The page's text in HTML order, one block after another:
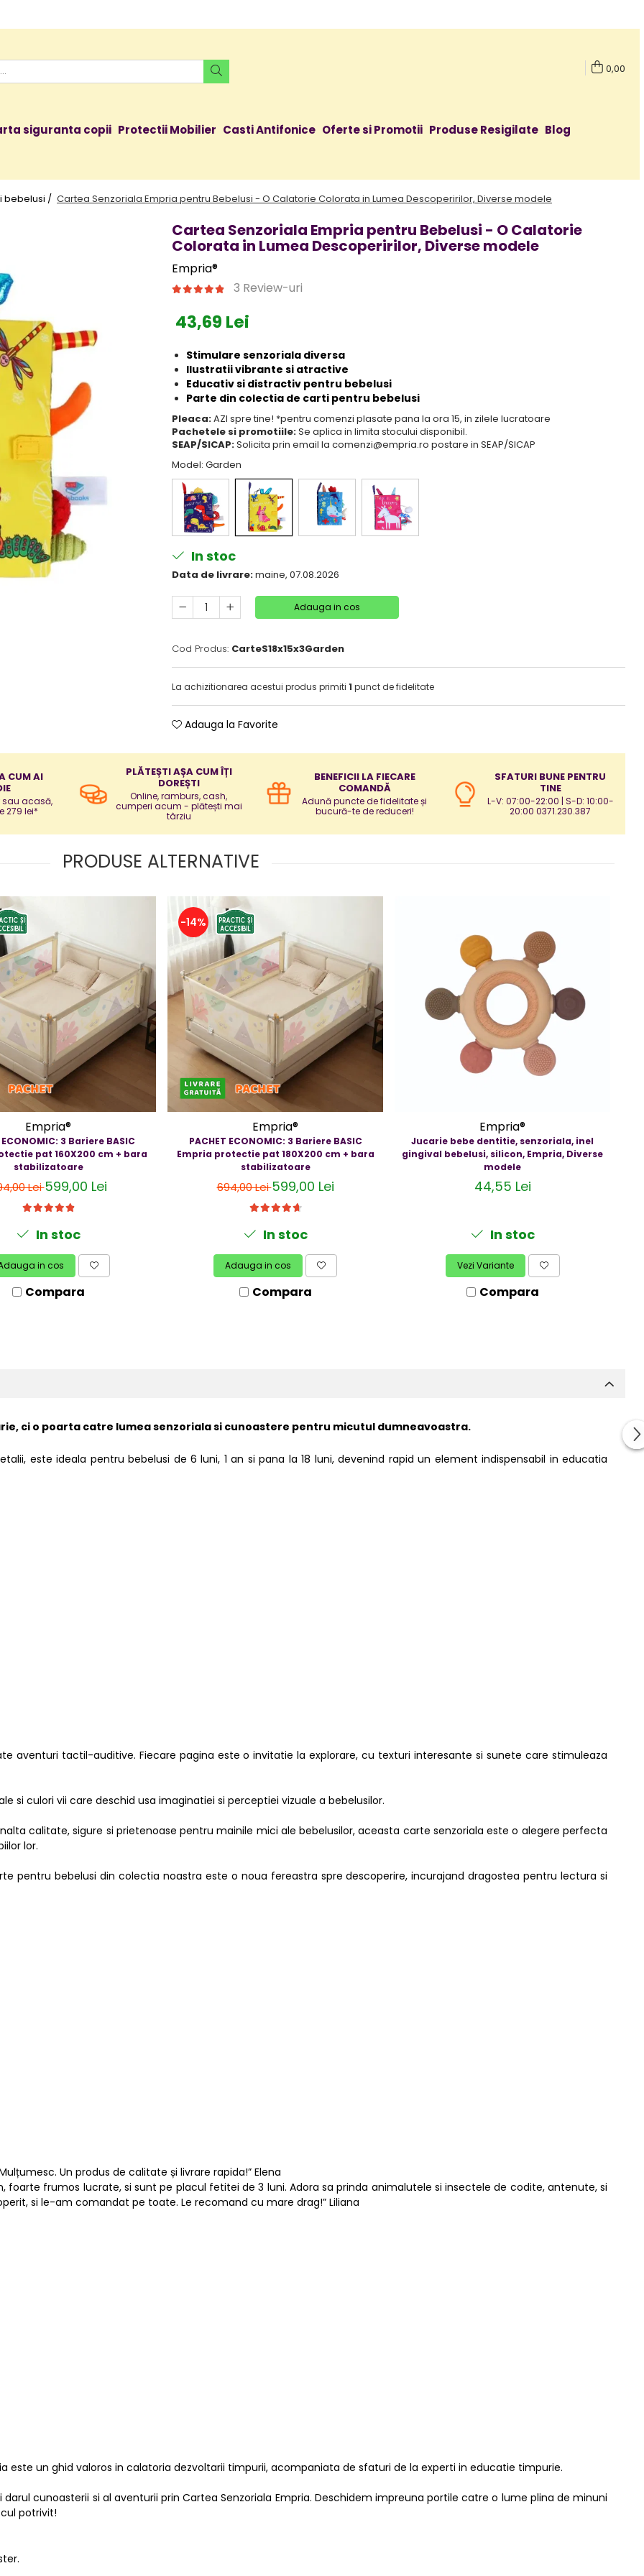
0,00
siguranta copii Protectii Mobilier Casti Antifonice Oferte si Promotii Produse Resigilate Blog
bebelusi / Cartea Senzoriala Empria pentru Bebelusi - O Calatorie Colorata in Lumea Descoperirilor, Diverse modele
Cartea Senzoriala Empria pentru Bebelusi - O Calatorie
Colorata in Lumea Descoperirilor, Diverse modele
Empria®
3 Review-uri
43,69 Lei
Stimulare senzoriala diversa
Ilustratii vibrante si atractive
Educativ si distractiv pentru bebelusi
Parte din colectia de carti pentru bebelusi
Pleaca:AZI spre tine! *pentru comenzi plasate pana la ora 15, in zilele lucratoare
Pachetele si promotiile:Se aplica in limita stocului disponibil.
SEAP/SICAP:Solicita prin email la comenzi@empria.ro postare in SEAP/SICAP
Model: Garden
In stoc
Data de livrare:maine, 07.08.2026
Adauga in cos
Cod Produs: CarteS18x15x3Garden
La achizitionarea acestui produs primiti 1 punct de fidelitate
Adauga la Favorite
CUM AI
sau acasă,
279 lei*
PLĂTEȘTI AȘA CUM ÎȚI
DOREȘTI
Online, ramburs, cash,
cumperi acum - plătești mai
târziu
BENEFICII LA FIECARE
COMANDĂ
Adună puncte de fidelitate și
bucură-te de reduceri!
SFATURI BUNE PENTRU
TINE
L-V: 07:00-22:00 | S-D: 10:00-
20:00 0371.230.387
PRODUSE ALTERNATIVE
Empria®
ECONOMIC: 3 Bariere BASIC
pat 160X200 cm + bara
stabilizatoare
Lei599,00 Lei
In stoc
in cos
Compara
-14%
Empria®
PACHET ECONOMIC: 3 Bariere BASIC
Empria protectie pat 180X200 cm + bara
stabilizatoare
694,00 Lei599,00 Lei
In stoc
Adauga in cos
Compara
Empria®
Jucarie bebe dentitie, senzoriala, inel
gingival bebelusi, silicon, Empria, Diverse
modele
44,55 Lei
In stoc
Vezi Variante
Compara
ci o poarta catre lumea senzoriala si cunoastere pentru micutul dumneavoastra.
este ideala pentru bebelusi de 6 luni, 1 an si pana la 18 luni, devenind rapid un element indispensabil in educatia
aventuri tactil-auditive. Fiecare pagina este o invitatie la explorare, cu texturi interesante si sunete care stimuleaza
si culori vii care deschid usa imaginatiei si perceptiei vizuale a bebelusilor.
calitate, sigure si prietenoase pentru mainile mici ale bebelusilor, aceasta carte senzoriala este o alegere perfecta
lor.
pentru bebelusi din colectia noastra este o noua fereastra spre descoperire, incurajand dragostea pentru lectura si
Un produs de calitate și livrare rapida!” Elena
foarte frumos lucrate, si sunt pe placul fetitei de 3 luni. Adora sa prinda animalutele si insectele de codite, antenute, si
si le-am comandat pe toate. Le recomand cu mare drag!” Liliana
este un ghid valoros in calatoria dezvoltarii timpurii, acompaniata de sfaturi de la experti in educatie timpurie.
cunoasterii si al aventurii prin Cartea Senzoriala Empria. Deschidem impreuna portile catre o lume plina de minuni
potrivit!